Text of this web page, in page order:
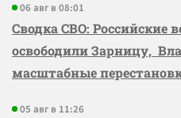
06 авг в 08:01
Сводка СВО: Российские
освободили Зарницу,
масштабные
05 авг в 11:26